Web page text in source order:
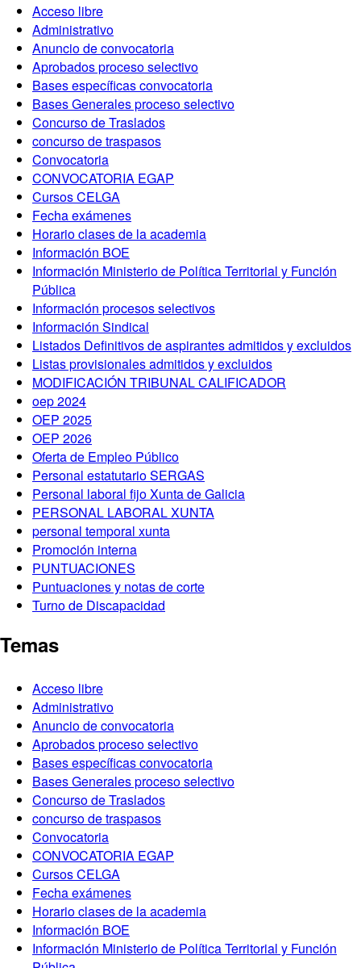
Acceso libre
Administrativo
Anuncio de convocatoria
Aprobados proceso selectivo
Bases específicas convocatoria
Bases Generales proceso selectivo
Concurso de Traslados
concurso de traspasos
Convocatoria
CONVOCATORIA EGAP
Cursos CELGA
Fecha exámenes
Horario clases de la academia
Información BOE
Información Ministerio de Política Territorial y Función
Pública
Información procesos selectivos
Información Sindical
Listados Definitivos de aspirantes admitidos y excluidos
Listas provisionales admitidos y excluidos
MODIFICACIÓN TRIBUNAL CALIFICADOR
oep 2024
OEP 2025
OEP 2026
Oferta de Empleo Público
Personal estatutario SERGAS
Personal laboral fijo Xunta de Galicia
PERSONAL LABORAL XUNTA
personal temporal xunta
Promoción interna
PUNTUACIONES
Puntuaciones y notas de corte
Turno de Discapacidad
Temas
Acceso libre
Administrativo
Anuncio de convocatoria
Aprobados proceso selectivo
Bases específicas convocatoria
Bases Generales proceso selectivo
Concurso de Traslados
concurso de traspasos
Convocatoria
CONVOCATORIA EGAP
Cursos CELGA
Fecha exámenes
Horario clases de la academia
Información BOE
Información Ministerio de Política Territorial y Función